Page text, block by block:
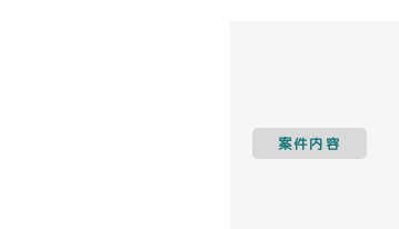
案件内容